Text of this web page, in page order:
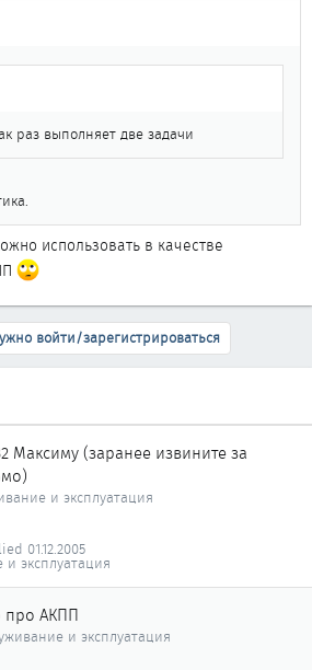
раз выполняет две задачи
использовать в качестве
войти/зарегистрироваться
Максиму (заранее извините за
и эксплуатация
эксплуатация
01.12.2005
про АКПП
и эксплуатация